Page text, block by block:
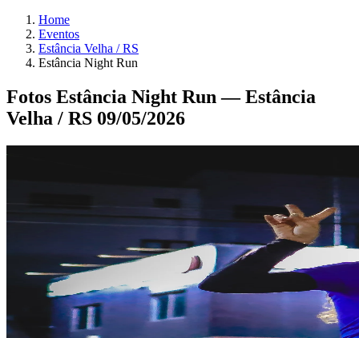
Home
Eventos
Estância Velha / RS
Estância Night Run
Fotos Estância Night Run — Estância
Velha / RS 09/05/2026